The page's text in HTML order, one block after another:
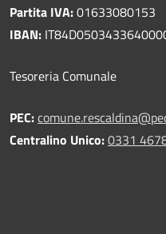
Partita IVA:01633080153
IBAN:
Tesoreria Comunale
PEC:
Centralino Unico:0331